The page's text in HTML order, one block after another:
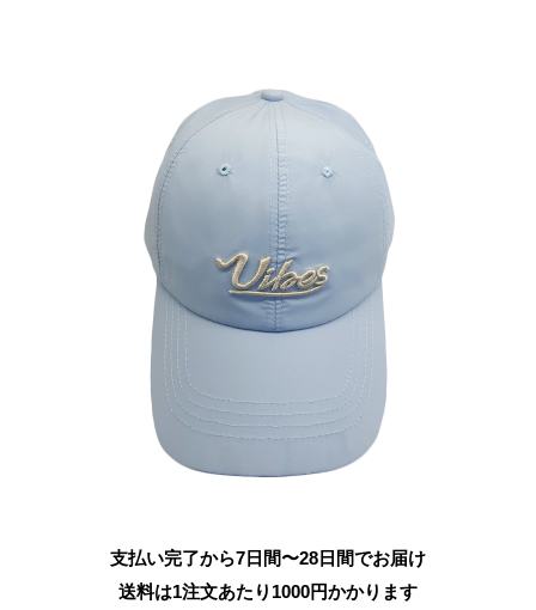
支払い完了から7日間〜28日間でお届け
送料は1注文あたり 1000円かかります